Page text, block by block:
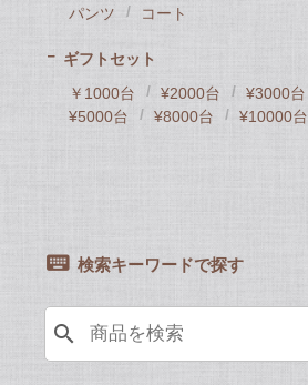
パンツ
コート
ギフトセット
￥1000台
¥2000台 ¥3000台
¥5000台
¥8000台 ¥10000台
検索キーワードで探す
search